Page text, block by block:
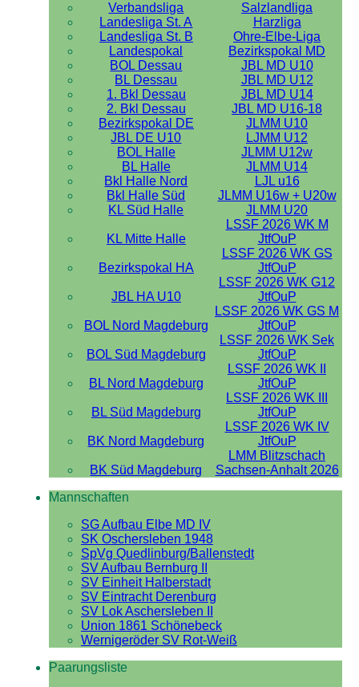
Verbandsliga
Salzlandliga
Landesliga St. A
Harzliga
Landesliga St. B
Ohre-Elbe-Liga
Landespokal
Bezirkspokal MD
BOL Dessau
JBL MD U10
BL Dessau
JBL MD U12
1. Bkl Dessau
JBL MD U14
2. Bkl Dessau
JBL MD U16-18
Bezirkspokal DE
JLMM U10
JBL DE U10
LJMM U12
BOL Halle
JLMM U12w
BL Halle
JLMM U14
Bkl Halle Nord
LJL u16
Bkl Halle Süd
JLMM U16w + U20w
KL Süd Halle
JLMM U20
KL Mitte Halle
LSSF 2026 WK M
JtfOuP
Bezirkspokal HA
LSSF 2026 WK GS
JtfOuP
JBL HA U10
LSSF 2026 WK G12
JtfOuP
BOL Nord Magdeburg
LSSF 2026 WK GS M
JtfOuP
BOL Süd Magdeburg
LSSF 2026 WK Sek
JtfOuP
BL Nord Magdeburg
LSSF 2026 WK II
JtfOuP
BL Süd Magdeburg
LSSF 2026 WK III
JtfOuP
BK Nord Magdeburg
LSSF 2026 WK IV
JtfOuP
BK Süd Magdeburg
LMM Blitzschach
Sachsen-Anhalt 2026
Mannschaften
SG Aufbau Elbe MD IV
SK Oschersleben 1948
SpVg Quedlinburg/Ballenstedt
SV Aufbau Bernburg II
SV Einheit Halberstadt
SV Eintracht Derenburg
SV Lok Aschersleben II
Union 1861 Schönebeck
Wernigeröder SV Rot-Weiß
Paarungsliste